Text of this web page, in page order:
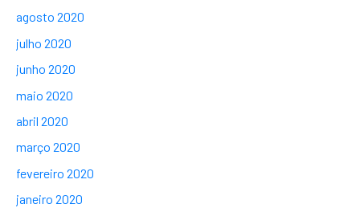
agosto 2020
julho 2020
junho 2020
maio 2020
abril 2020
março 2020
fevereiro 2020
janeiro 2020